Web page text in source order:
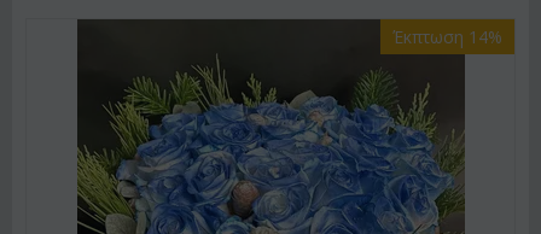
Έκπτωση 14%